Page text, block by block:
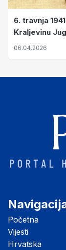
6. travnja
Kraljevinu
nastale
06.04.2026
Početna
Vijesti
Hrvatska